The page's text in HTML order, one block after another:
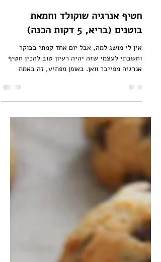
23 באפר׳ 2020
חטיף אנרגיה שוקולד וחמאת
בוטנים (בריא, 5 דקות הכנה)
אין לי מושג למה, אבל יום אחד קמתי בבוקר
וחשבתי לעצמי שזה יהיה רעיון טוב להכין חטיף